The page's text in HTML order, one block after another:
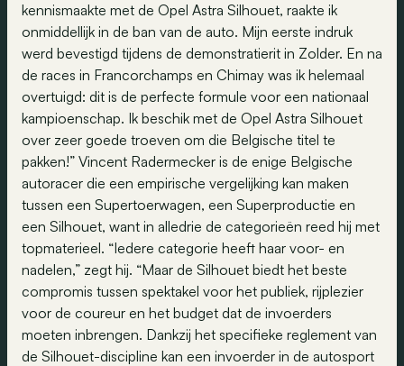
kennismaakte met de Opel Astra Silhouet, raakte ik
onmiddellijk in de ban van de auto. Mijn eerste indruk
werd bevestigd tijdens de demonstratierit in Zolder. En na
de races in Francorchamps en Chimay was ik helemaal
overtuigd: dit is de perfecte formule voor een nationaal
kampioenschap. Ik beschik met de Opel Astra Silhouet
over zeer goede troeven om die Belgische titel te
pakken!” Vincent Radermecker is de enige Belgische
autoracer die een empirische vergelijking kan maken
tussen een Supertoerwagen, een Superproductie en
een Silhouet, want in alledrie de categorieën reed hij met
topmaterieel. “Iedere categorie heeft haar voor- en
nadelen,” zegt hij. “Maar de Silhouet biedt het beste
compromis tussen spektakel voor het publiek, rijplezier
voor de coureur en het budget dat de invoerders
moeten inbrengen. Dankzij het specifieke reglement van
de Silhouet-discipline kan een invoerder in de autosport